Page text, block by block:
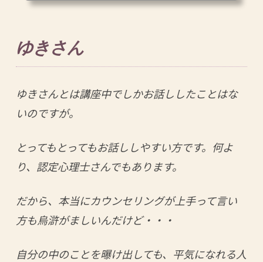
ゆきさん
ゆきさんとは講座中でしかお話ししたことはな
いのですが。
とってもとってもお話ししやすい方です。何よ
り、認定心理士さんでもあります。
だから、本当にカウンセリングが上手って言い
方も烏滸がましいんだけど・・・
自分の中のことを曝け出しても、平気になれる人